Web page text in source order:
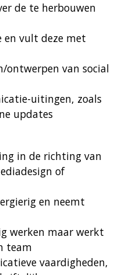
de te herbouwen
en vult deze met
ontwerpen van social
uitingen, zoals
updates
in de richting van
of
en neemt
werken maar werkt
team
vaardigheden,